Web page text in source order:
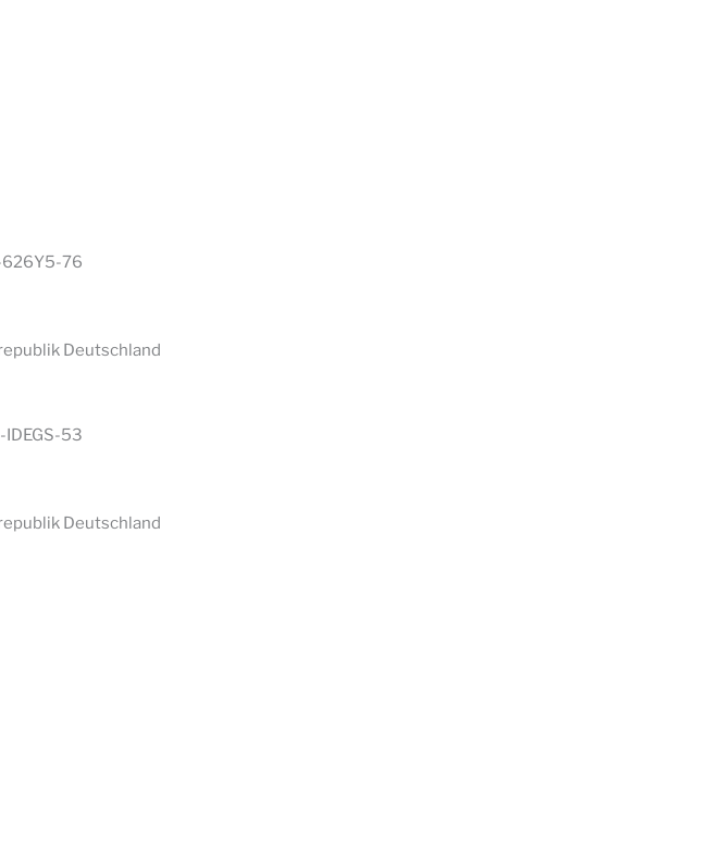
626Y5-76
Deutschland
IDEGS-53
Deutschland